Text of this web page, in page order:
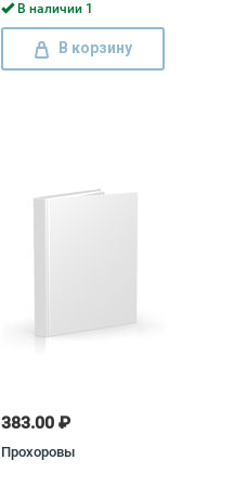
Ситников
В наличии 1
В корзину
383.00 ₽
Прохоровы